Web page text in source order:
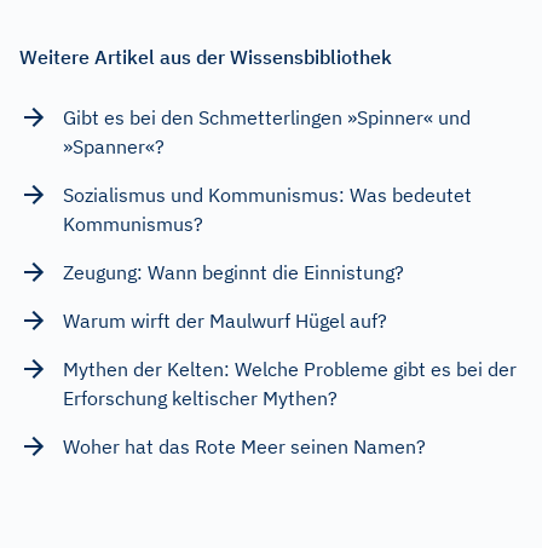
Weitere Artikel aus der Wissensbibliothek
Gibt es bei den Schmetterlingen »Spinner« und
»Spanner«?
Sozialismus und Kommunismus: Was bedeutet
Kommunismus?
Zeugung: Wann beginnt die Einnistung?
Warum wirft der Maulwurf Hügel auf?
Mythen der Kelten: Welche Probleme gibt es bei der
Erforschung keltischer Mythen?
Woher hat das Rote Meer seinen Namen?